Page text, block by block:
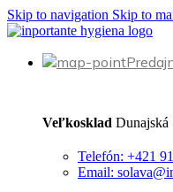
Skip to navigation Skip to
Veľkosklad Dunajská
Telefón: +421
Email: